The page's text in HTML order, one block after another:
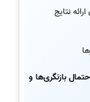
ارائه نتایج
بازنگری‌ها و